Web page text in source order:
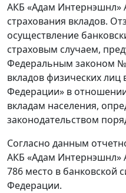
АКБ «Адам Интернэшнл»
страхования вкладов.
осуществление
страховым случаем,
Федеральным законом
вкладов физических лиц
Федерации» в
вкладам населения,
законодательством
Согласно данным
АКБ «Адам Интернэшнл»
786 место в банковской
Федерации.